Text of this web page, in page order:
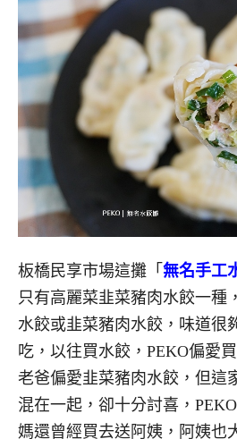
板橋民享市場這攤「 無名手工
只有高麗菜韭菜豬肉水餃一種
水餃或韭菜豬肉水餃，味道很
吃，以往買水餃，PEKO偏愛
老爸偏愛韭菜豬肉水餃，但這
混在一起，卻十分討喜，
媽還曾經買去送阿姨，阿姨也